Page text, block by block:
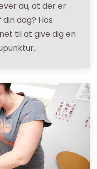
du, at der er
dag? Hos
til at give dig en